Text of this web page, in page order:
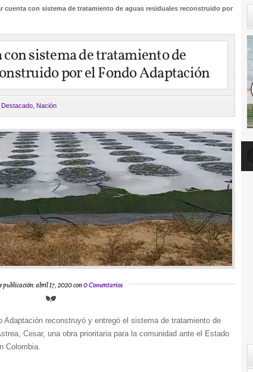
cuenta con sistema de tratamiento de aguas residuales reconstruido por
con sistema de tratamiento de
por el Fondo Adaptación
Destacado Nación
publicación: abril 17, 2020 con0 Comentarios
Adaptación reconstruyó y entregó el sistema de tratamiento de
Cesar, una obra prioritaria para la comunidad ante el Estado
Colombia.